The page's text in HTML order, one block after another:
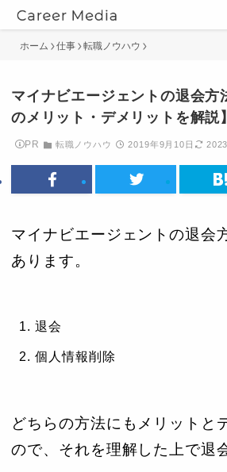
ホーム 仕事 転職ノウハウ
マイナビエージェントの退会方
のメリット・デメリットを解説】
PR 転職ノウハウ 2019年9月10日
マイナビエージェントの退会
あります。
退会
個人情報削除
どちらの方法にもメリットと
ので、それを理解した上で退